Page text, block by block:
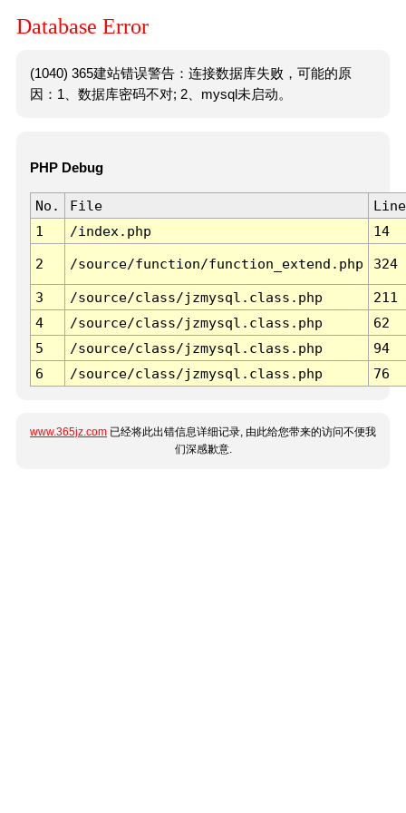
Database Error
(1040) 365建站错误警告：连接数据库失败，可能的原
因：1、数据库密码不对; 2、mysql未启动。
PHP Debug
No. File
Line
1
/index.php 14
2 /source/function/function_extend.php 324
3 /source/class/jzmysql.class.php
211
4
/source/class/jzmysql.class.php
62
5
/source/class/jzmysql.class.php
94
6
/source/class/jzmysql.class.php 76
www.365jz.com 已经将此出错信息详细记录, 由此给您带来的访问不便我
们深感歉意.